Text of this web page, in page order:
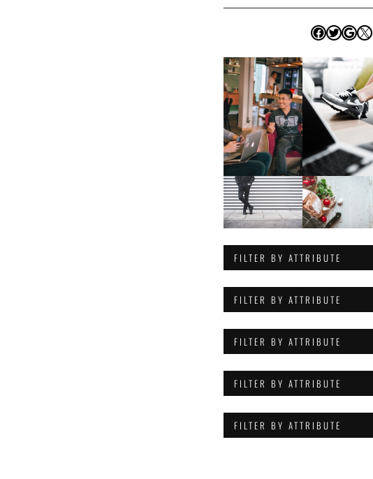
Facebook
Twitter
Google
X
FILTER BY ATTRIBUTE
FILTER BY ATTRIBUTE
FILTER BY ATTRIBUTE
FILTER BY ATTRIBUTE
FILTER BY ATTRIBUTE